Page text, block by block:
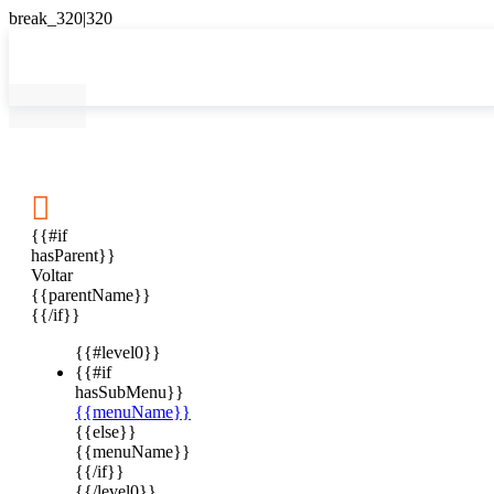

{{#if
hasParent}}
Voltar
{{parentName}}
{{/if}}
{{#level0}}
{{#if
hasSubMenu}}
{{menuName}}
{{else}}
{{menuName}}
{{/if}}